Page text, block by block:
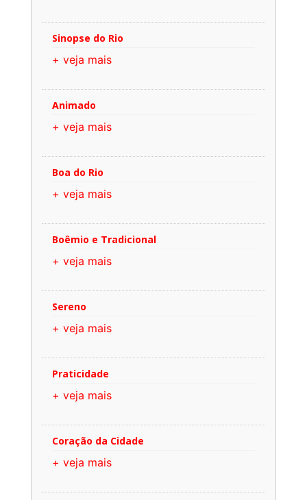
Sinopse do Rio
+ veja mais
Animado
+ veja mais
Boa do Rio
+ veja mais
Boêmio e Tradicional
+ veja mais
Sereno
+ veja mais
Praticidade
+ veja mais
Coração da Cidade
+ veja mais